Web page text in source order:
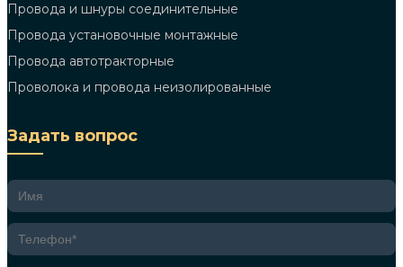
Провода и шнуры соединительные
Провода установочные монтажные
Провода автотракторные
Проволока и провода неизолированные
Задать вопрос